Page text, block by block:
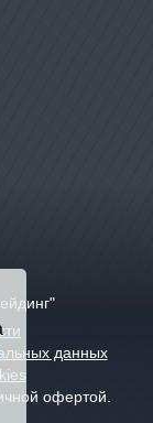
данных
офертой.